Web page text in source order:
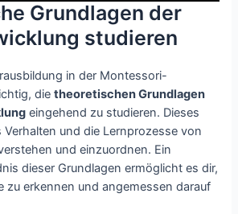
Grundlagen der
studieren
in der Montessori-
dietheoretischen Grundlagen
eingehend zu studieren. Dieses
Verhalten und die Lernprozesse von
und einzuordnen. Ein
dieser Grundlagen ermöglicht es dir,
zu erkennen und angemessen darauf